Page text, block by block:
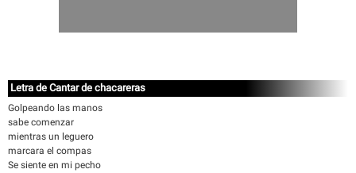
Letra de Cantar de chacareras
Golpeando las manos
sabe comenzar
mientras un leguero
marcara el compas
Se siente en mi pecho